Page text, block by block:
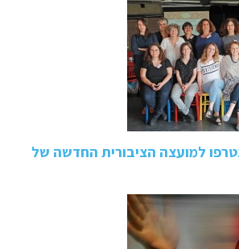
למועצה הציבורית החדשה של